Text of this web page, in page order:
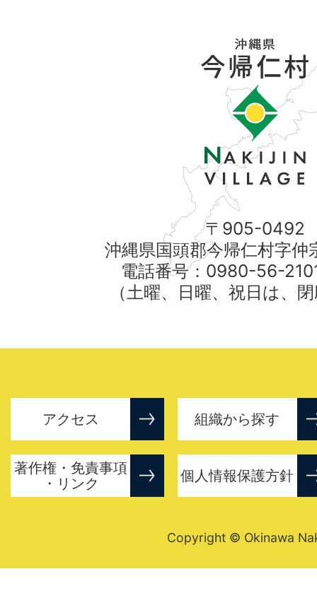
〒905-0492
沖縄県国頭郡今帰仁村字仲
電話番号：0980-56-
（土曜、日曜、祝日は、
アクセス 組織から探す
著作権・免責事項
・リンク
個人情報保護方針
Copyright © Okinawa